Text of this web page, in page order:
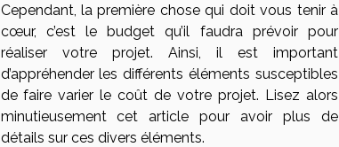
Cependant, la première chose qui doit vous tenir à
cœur, c’est le budget qu’il faudra prévoir pour
réaliser votre projet. Ainsi, il est important
d’appréhender les différents éléments susceptibles
de faire varier le coût de votre projet. Lisez alors
minutieusement cet article pour avoir plus de
détails sur ces divers éléments.